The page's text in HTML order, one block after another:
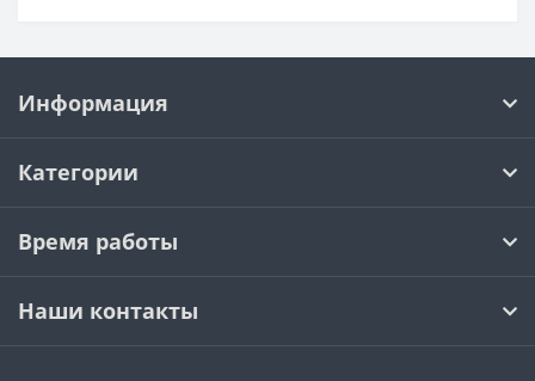
Информация
Категории
Время работы
Наши контакты